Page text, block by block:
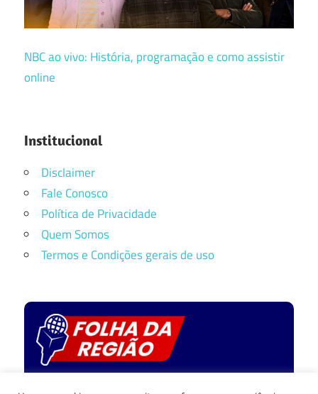
NBC ao vivo: História, programação e como assistir
online
Institucional
Disclaimer
Fale Conosco
Política de Privacidade
Quem Somos
Termos e Condições gerais de uso